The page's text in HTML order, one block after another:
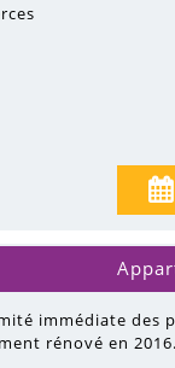
immédiate des
rénové en